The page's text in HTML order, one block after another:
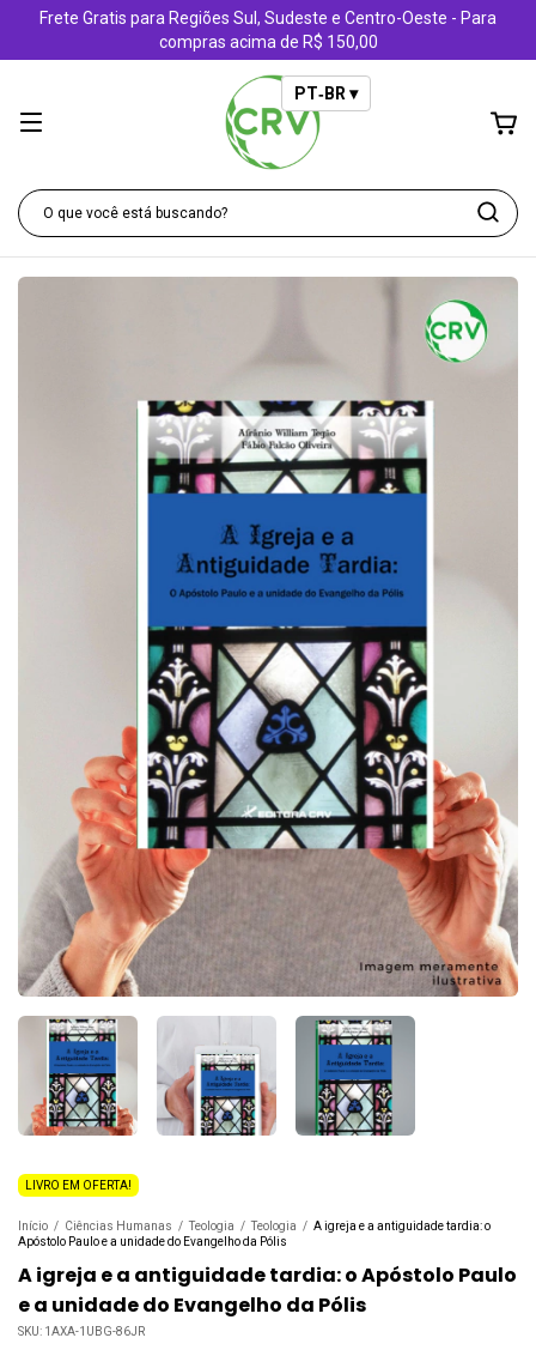
Frete Gratis para Regiões Sul, Sudeste e Centro-Oeste - Para
compras acima de R$ 150,00
PT‑BR ▾
LIVRO EM OFERTA!
Início / Ciências Humanas / Teologia / Teologia / A igreja e a antiguidade tardia: o
Apóstolo Paulo e a unidade do Evangelho da Pólis
A igreja e a antiguidade tardia: o Apóstolo Paulo
e a unidade do Evangelho da Pólis
SKU: 1AXA-1UBG-86JR